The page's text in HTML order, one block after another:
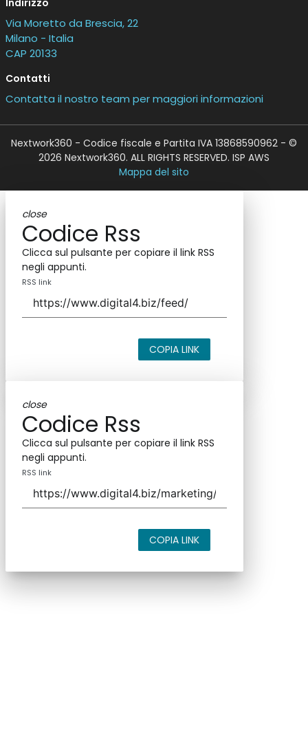
Via Moretto da Brescia, 22
Milano - Italia
CAP 20133
Contatti
Contatta il nostro team per maggiori informazioni
Nextwork360 - Codice fiscale e Partita IVA 13868590962 - ©
2026 Nextwork360. ALL RIGHTS RESERVED. ISP AWS
Mappa del sito
close
Codice Rss
Clicca sul pulsante per copiare il link RSS
negli appunti.
RSS link
COPIA LINK
close
Codice Rss
Clicca sul pulsante per copiare il link RSS
negli appunti.
RSS link
COPIA LINK